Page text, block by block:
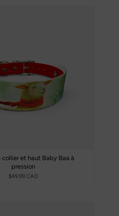
collier et haut Baby Baa à
pression
$49.99 CAD